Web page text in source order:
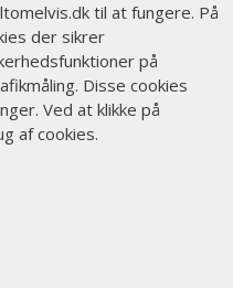
til at fungere. På
der sikrer
på
Disse cookies
Ved at klikke på
af cookies.